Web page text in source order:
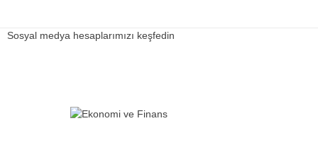
Sosyal medya hesaplarımızı keşfedin